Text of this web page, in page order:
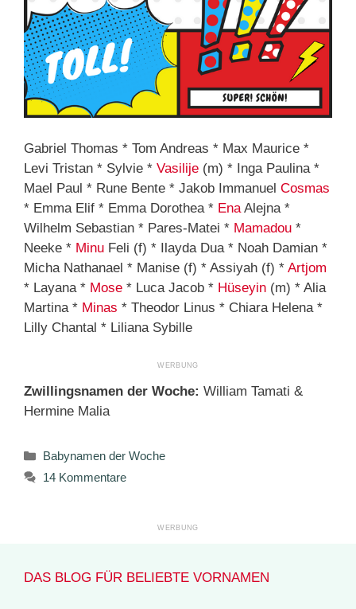
Gabriel Thomas * Tom Andreas * Max Maurice *
Levi Tristan * Sylvie * Vasilije (m) * Inga Paulina *
Mael Paul * Rune Bente * Jakob Immanuel Cosmas
* Emma Elif * Emma Dorothea * Ena Alejna *
Wilhelm Sebastian * Pares-Matei * Mamadou *
Neeke * Minu Feli (f) * Ilayda Dua * Noah Damian *
Micha Nathanael * Manise (f) * Assiyah (f) * Artjom
* Layana * Mose * Luca Jacob * Hüseyin (m) * Alia
Martina * Minas * Theodor Linus * Chiara Helena *
Lilly Chantal * Liliana Sybille
Zwillingsnamen der Woche: William Tamati &
Hermine Malia
Kategorien
Babynamen der Woche
14 Kommentare
DAS BLOG FÜR BELIEBTE VORNAMEN